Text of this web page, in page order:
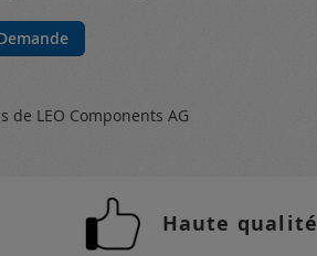
de LEO Components AG
Haute qualité